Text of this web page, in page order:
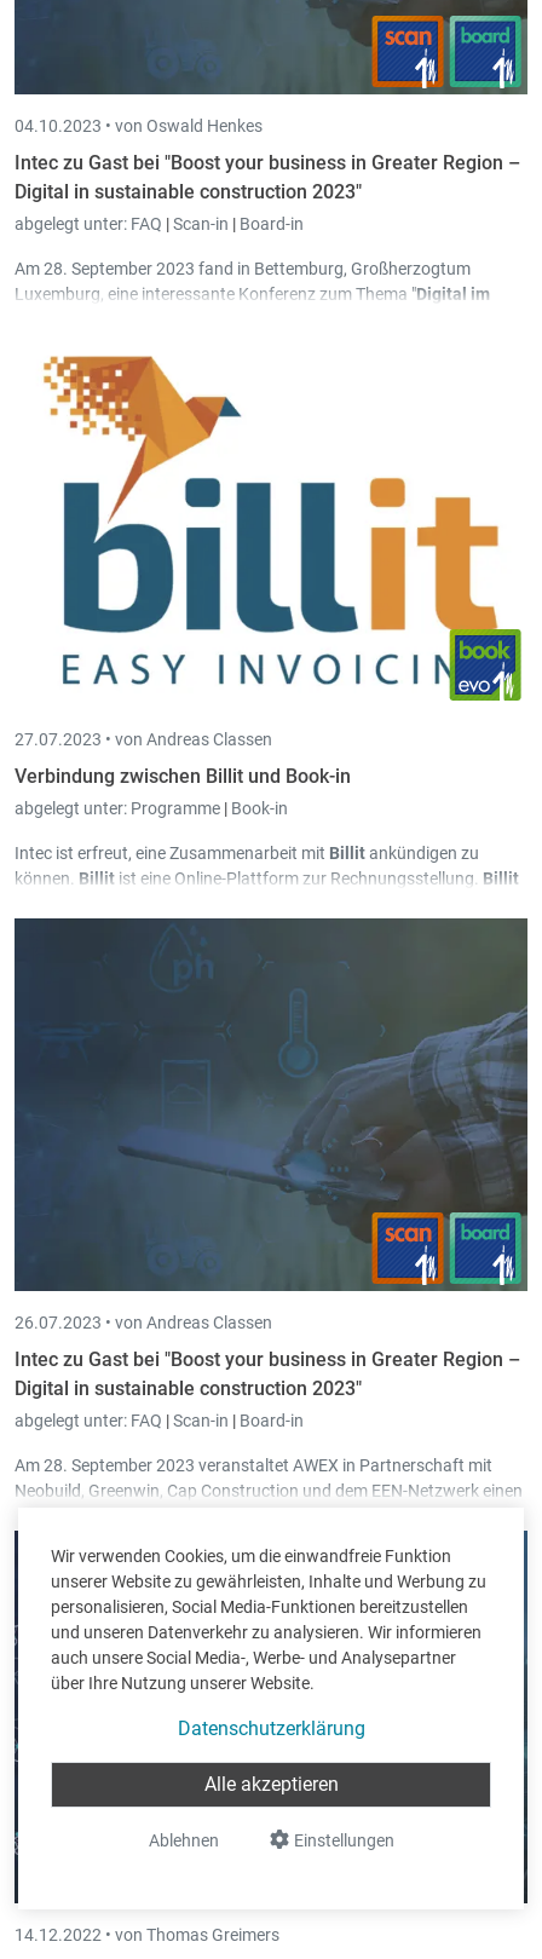
Wir verwenden Cookies, um die einwandfreie Funktion
unserer Website zu gewährleisten, Inhalte und Werbung zu
personalisieren, Social Media-Funktionen bereitzustellen
und unseren Datenverkehr zu analysieren. Wir informieren
auch unsere Social Media-, Werbe- und Analysepartner
über Ihre Nutzung unserer Website.
Datenschutzerklärung
Einstellungen
Ablehnen
Alle akzeptieren
04.10.2023 • von Oswald Henkes
Intec zu Gast bei "Boost your business in Greater Region –
Digital in sustainable construction 2023"
abgelegt unter: FAQ |Scan-in | Board-in
Am 28. September 2023 fand in Bettemburg, Großherzogtum
Luxemburg, eine interessante Konferenz zum Thema "Digital im
aus der Bauwirtschaft organisiert.
27.07.2023 • von Andreas Classen
Verbindung zwischen Billit und Book-in
abgelegt unter: Programme | Book-in
Intec ist erfreut, eine Zusammenarbeit mit Billitankündigen zu
können. Billit ist eine Online-Plattform zur Rechnungsstellung. Billit
zu umfangreich und zu teuer ist.
26.07.2023 • von Andreas Classen
Intec zu Gast bei "Boost your business in Greater Region –
Digital in sustainable construction 2023"
abgelegt unter: FAQ |Scan-in | Board-in
Am 28. September 2023 veranstaltet AWEX in Partnerschaft mit
Neobuild, Greenwin, Cap Construction und dem EEN-Netzwerk einen
14.12.2022 • von Thomas Greimers